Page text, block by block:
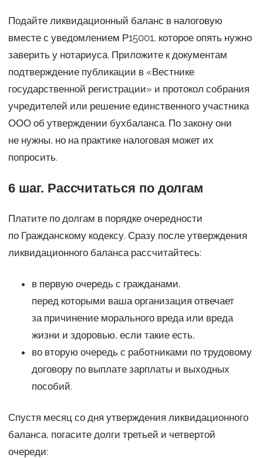
Подайте ликвидационный баланс в налоговую
вместе с уведомлением Р15001, которое опять нужно
заверить у нотариуса. Приложите к документам
подтверждение публикации в «Вестнике
государственной регистрации» и протокол собрания
учредителей или решение единственного участника
ООО об утверждении бухбаланса. По закону они
не нужны, но на практике налоговая может их
попросить.
6 шаг. Рассчитаться по долгам
Платите по долгам в порядке очередности
по Гражданскому кодексу. Сразу после утверждения
ликвидационного баланса рассчитайтесь:
в первую очередь с гражданами,
перед которыми ваша организация отвечает
за причинение морального вреда или вреда
жизни и здоровью, если такие есть,
во вторую очередь с работниками по трудовому
договору по выплате зарплаты и выходных
пособий.
Спустя месяц со дня утверждения ликвидационного
баланса, погасите долги третьей и четвертой
очереди: